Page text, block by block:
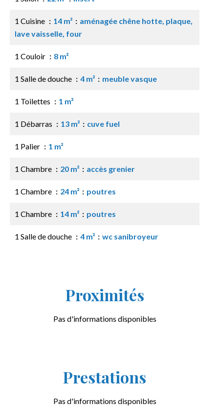
1 Cuisine 14 m²
aménagée chêne hotte, plaque,
lave vaisselle, four
1 Couloir 8 m²
1 Salle de douche 4 m² meuble vasque
1 Toilettes 1 m²
1 Débarras 13 m² cuve fuel
1 Palier 1 m²
1 Chambre 20 m² accès grenier
1 Chambre 24 m² poutres
1 Chambre 14 m² poutres
1 Salle de douche 4 m² wc sanibroyeur
Proximités
Pas d'informations disponibles
Prestations
Pas d'informations disponibles